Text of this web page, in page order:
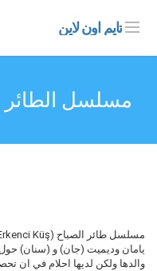
تايم اون لاين
مسلسل الطائر
يامان وديميت (جان) و (سنان) حول
والدها ولكن لديها احلام في